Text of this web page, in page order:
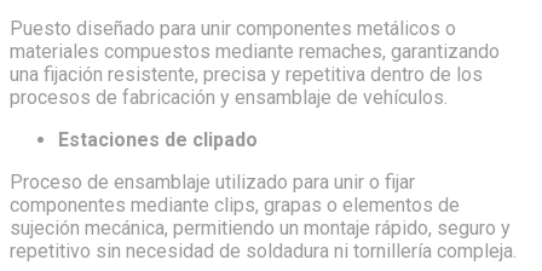
Puesto diseñado para unir componentes metálicos o
materiales compuestos mediante remaches, garantizando
una fijación resistente, precisa y repetitiva dentro de los
procesos de fabricación y ensamblaje de vehículos.
Estaciones de clipado
Proceso de ensamblaje utilizado para unir o fijar
componentes mediante clips, grapas o elementos de
sujeción mecánica, permitiendo un montaje rápido, seguro y
repetitivo sin necesidad de soldadura ni tornillería compleja.